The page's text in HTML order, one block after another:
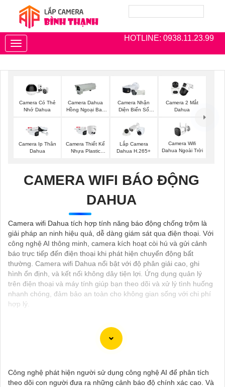
HOTLINE: 0938.11.23.99
Toggle
navigation
Camera Có Thẻ
Nhớ Dahua
Camera Dahua
Hồng Ngoại Ban
Camera Nhận
Diện Biển Số
Camera 2 Mắt
Dahua
Camera Ip Thân
Dahua
Camera Thiết Kế
Nhựa Plastic
Lắp Camera
Dahua H.265+
Camera Wifi
Dahua Ngoài Trời
CAMERA WIFI BÁO ĐỘNG
DAHUA
Camera wifi Dahua tích hợp tính năng báo động chống trộm là
giải pháp an ninh hiệu quả, dễ dàng giám sát qua điện thoại. Với
công nghệ AI thông minh, camera kích hoạt còi hú và gửi cảnh
báo trực tiếp đến điện thoại khi phát hiện chuyển động bất
thường. Camera wifi Dahua nổi bật với độ phân giải cao, ghi
hình ổn định, và kết nối không dây tiện lợi. Ứng dụng quản lý
trên điện thoại và máy tính giúp bạn theo dõi và xử lý tình huống
nhanh chóng, đảm bảo an toàn cho không gian sống với chi phí
hợp lý.
1:Camera Dahua là một thương hiệu nổi tiếng về sản phẩm an
ninh và giám sát.⚒2:Để Hoàn toàn tin cậy mua Camera Dahua
Công nghệ phát hiện người sử dụng công nghệ AI để phân tích
theo dõi con người đưa ra những cảnh báo độ chính xác cao. Và